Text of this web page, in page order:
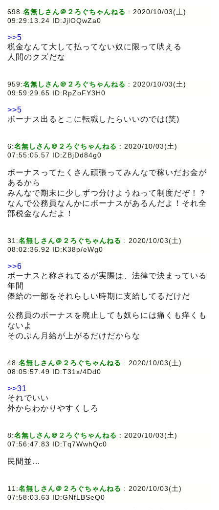
698:名無しさん＠２ろぐちゃんねる : 2020/10/03(土)
09:29:13.24 ID:JjlOQwZa0
>>5
税金なんて大して払ってない奴に限って吠える
人間のクズだな
959:名無しさん＠２ろぐちゃんねる : 2020/10/03(土)
09:59:29.65 ID:RpZoFY3H0
>>5
ボーナス出るとこに転職したらいいのでは(笑)
6:名無しさん＠２ろぐちゃんねる : 2020/10/03(土)
07:55:05.57 ID:ZBjDd84g0
ボーナスってたくさん頑張ってみんなで稼いだお金が
あるから
みんなで期末に少しずつ分けようねって制度だぞ！？
なんで公務員なんかにボーナスがあるんだよ！それ全
部税金なんだよ！
31:名無しさん＠２ろぐちゃんねる : 2020/10/03(土)
08:02:36.92 ID:K38p/eWg0
>>6
ボーナスと称されてるが実際は、法律で決まっている
年間
俸給の一部をそれらしい時期に支給してるだけだ
公務員のボーナスを廃止しても奴らには痛くも痒くも
ないよ
そのぶん月給が上がるだけだからな
48:名無しさん＠２ろぐちゃんねる : 2020/10/03(土)
08:05:57.49 ID:T31x/4Dd0
>>31
それでいい
外からわかりやすくしろ
8:名無しさん＠２ろぐちゃんねる : 2020/10/03(土)
07:56:47.83 ID:Tq7WwhQc0
民間並…
11:名無しさん＠２ろぐちゃんねる : 2020/10/03(土)
07:58:03.63 ID:GNfLBSeQ0